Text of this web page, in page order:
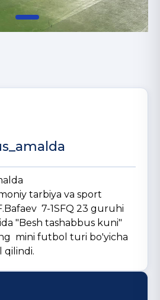
tarbiya va sport
7-1SFQ 23 guruhi
"Besh tashabbus kuni"
mini futbol turi bo'yicha
qilindi.